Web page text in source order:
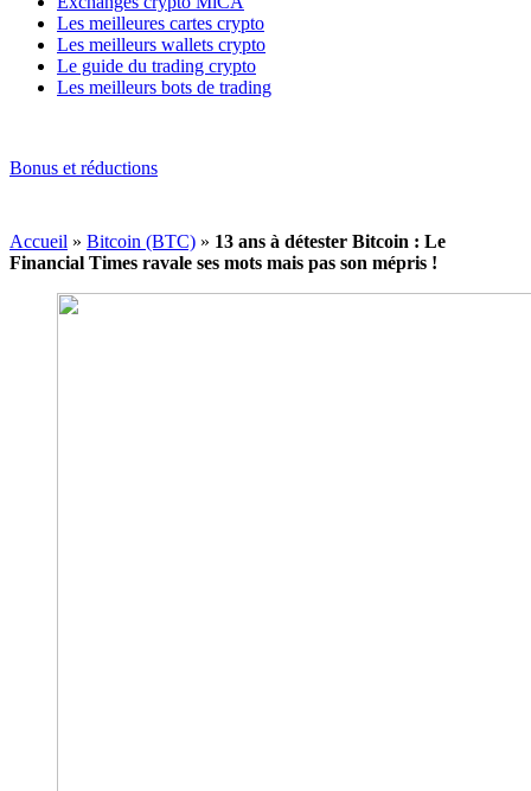
Les meilleures cartes crypto
Les meilleurs wallets crypto
Le guide du trading crypto
Les meilleurs bots de trading
Bonus et réductions
Accueil » Bitcoin (BTC) » 13 ans à détester Bitcoin : Le
Financial Times ravale ses mots mais pas son mépris !